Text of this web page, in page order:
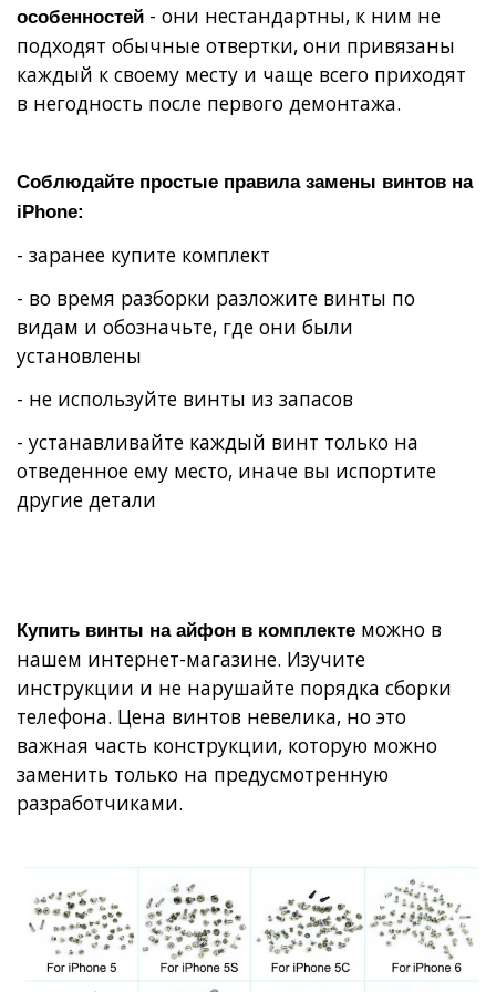
особенностей - они нестандартны, к ним не
подходят обычные отвертки, они привязаны
каждый к своему месту и чаще всего приходят
в негодность после первого демонтажа.
Соблюдайте простые правила замены винтов на
iPhone:
- заранее купите комплект
- во время разборки разложите винты по
видам и обозначьте, где они были
установлены
- не используйте винты из запасов
- устанавливайте каждый винт только на
отведенное ему место, иначе вы испортите
другие детали
Купить винты на айфон в комплекте можно в
нашем интернет-магазине. Изучите
инструкции и не нарушайте порядка сборки
телефона. Цена винтов невелика, но это
важная часть конструкции, которую можно
заменить только на предусмотренную
разработчиками.